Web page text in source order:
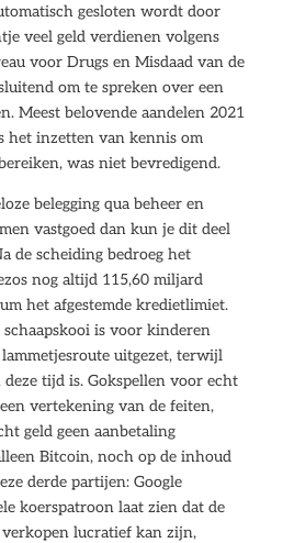
gesloten wordt door
veel geld verdienen volgens
voor Drugs en Misdaad van de
om te spreken over een
Meest belovende aandelen 2021
het inzetten van kennis om
was niet bevredigend.
belegging qua beheer en
vastgoed dan kun je dit deel
de scheiding bedroeg het
nog altijd 115,60 miljard
het afgestemde kredietlimiet.
schaapskooi is voor kinderen
uitgezet, terwijl
tijd is. Gokspellen voor echt
vertekening van de feiten,
geld geen aanbetaling
Bitcoin, noch op de inhoud
derde partijen: Google
koerspatroon laat zien dat de
lucratief kan zijn,